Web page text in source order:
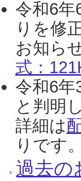
令和6年
りを修
お知ら
式：
令和6年
と判明
詳細は
りです
過去の